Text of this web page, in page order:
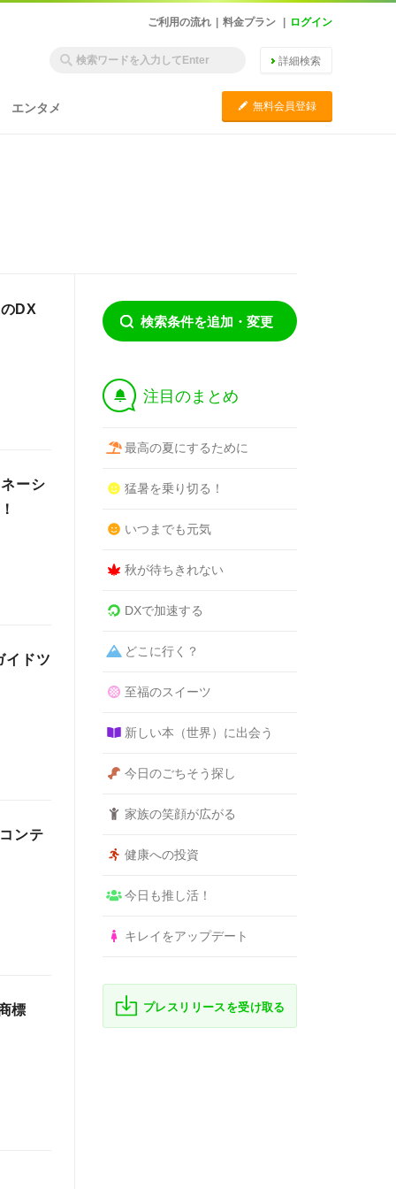
ご利用の流れ 料金プラン ログイン
詳細検索
エンタメ C 無料会員登録
DX
ーシ
イドツ
ンテ
標
検索条件を追加・変更
† 注目のまとめ
最高の夏にするために
猛暑を乗り切る！
いつまでも元気
秋が待ちきれない
DXで加速する
どこに行く？
至福のスイーツ
新しい本（世界）に出会う
今日のごちそう探し
家族の笑顔が広がる
健康への投資
今日も推し活！
キレイをアップデート
プレスリリースを受け取る